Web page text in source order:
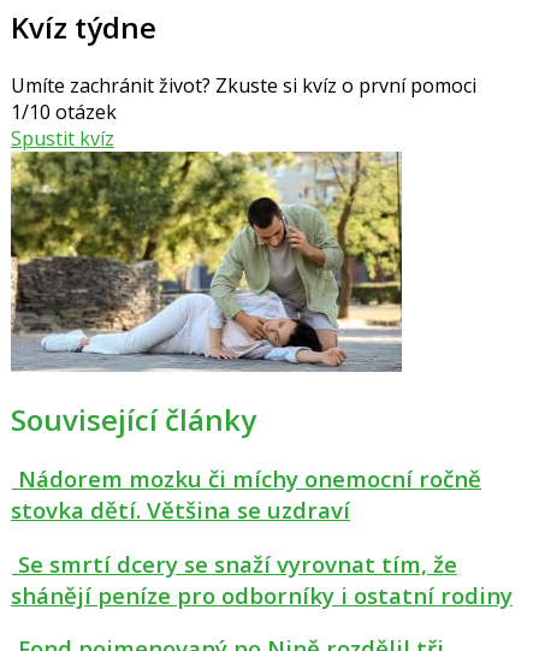
Kvíz týdne
Umíte zachránit život? Zkuste si kvíz o první pomoci
1/10 otázek
Spustit kvíz
Související články
Nádorem mozku či míchy onemocní ročně
stovka dětí. Většina se uzdraví
Se smrtí dcery se snaží vyrovnat tím, že
shánějí peníze pro odborníky i ostatní rodiny